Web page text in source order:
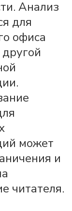
Анализ
для
офиса
может
и
читателя.